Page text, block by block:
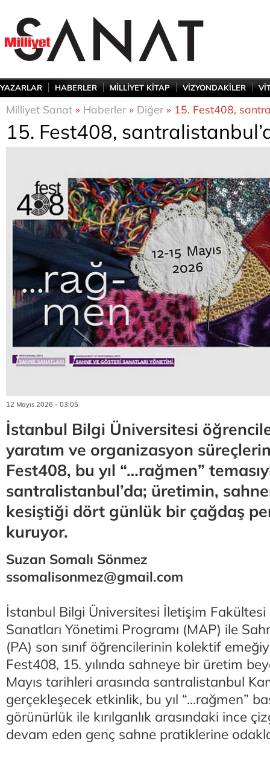
YAZARLAR HABERLER MİLLİYET KİTAP VİZYONDAKİLER
Milliyet Sanat » Haberler» Diğer» 15. Fest408,
15. Fest408,
12 Mayıs 2026 - 03:05
İstanbul Bilgi Üniversitesi
yaratım ve organizasyon
Fest408, bu yıl “…rağmen”
santralistanbul’da; üretimin,
kesiştiği dört günlük bir çağdaş
kuruyor.
Suzan Somalı Sönmez
ssomalisonmez@gmail.com
İstanbul Bilgi Üniversitesi İletişim
Sanatları Yönetimi Programı (MAP) ile
(PA) son sınıf öğrencilerinin kolektif
Fest408, 15. yılında sahneye bir üretim
Mayıs tarihleri arasında santralistanbul
gerçekleşecek etkinlik, bu yıl “…rağmen”
görünürlük ile kırılganlık arasındaki ince
devam eden genç sahne pratiklerine